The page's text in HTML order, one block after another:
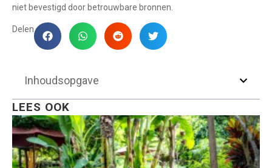
niet bevestigd door betrouwbare bronnen.
Delen
Inhoudsopgave
LEES OOK